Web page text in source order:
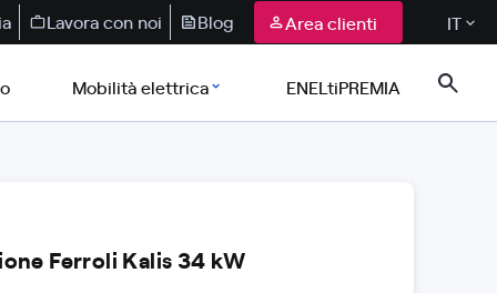
Lavora con noi Blog Area clienti IT
Mobilità elettrica ENELtiPREMIA
Ferroli Kalis 34 kW